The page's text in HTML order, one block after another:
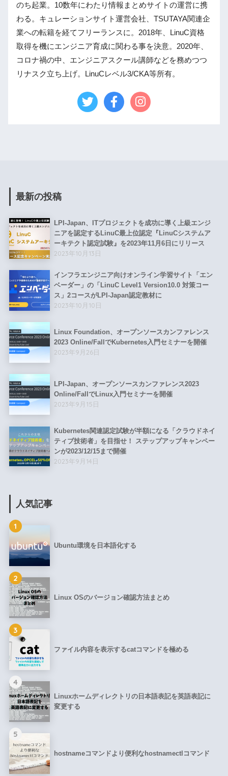
のち起業。10数年にわたり情報まとめサイトの運営に携
わる。キュレーションサイト運営会社、TSUTAYA関連企
業への転籍を経てフリーランスに。2018年、LinuC資格
取得を機にエンジニア育成に関わる事を決意。2020年、
コロナ禍の中、エンジニアスクール講師などを務めつつ
リナスク立ち上げ。LinuCレベル3/CKA等所有。
最新の投稿
LPI-Japan、ITプロジェクトを成功に導く上級エンジ
ニアを認定するLinuC最上位認定『LinuCシステムア
ーキテクト認定試験』を2023年11月6日にリリース
2023年10月13日
インフラエンジニア向けオンライン学習サイト「エン
ベーダー」の「LinuC Level1 Version10.0 対策コー
ス」2コースがLPI-Japan認定教材に
2023年10月10日
Linux Foundation、オープンソースカンファレンス
2023 Online/FallでKubernetes入門セミナーを開催
2023年9月26日
LPI-Japan、オープンソースカンファレンス2023
Online/FallでLinux入門セミナーを開催
2023年9月15日
Kubernetes関連認定試験が半額になる「クラウドネイ
ティブ技術者」を目指せ！ ステップアップキャンペー
ンが2023/12/15まで開催
2023年9月14日
人気記事
1
Ubuntu環境を日本語化する
2
Linux OSのバージョン確認方法まとめ
3
ファイル内容を表示するcatコマンドを極める
4
Linuxホームディレクトリの日本語表記を英語表記に
変更する
5
hostnameコマンドより便利なhostnamectlコマンド